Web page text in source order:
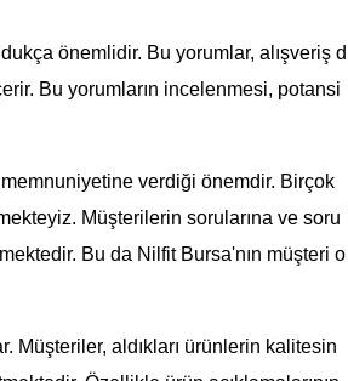
önemlidir. Bu yorumlar, alışveriş d
Bu yorumların incelenmesi, potansi
verdiği önemdir. Birçok
Müşterilerin sorularına ve soru
Bu da Nilfit Bursa'nın müşteri o
Müşteriler, aldıkları ürünlerin kalitesin